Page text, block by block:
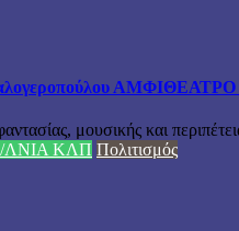
ΑΜΦΙΘΕΑΤΡΟ
μουσικής και
ΛΝΙΑ ΚΛΠ Πολιτισμός